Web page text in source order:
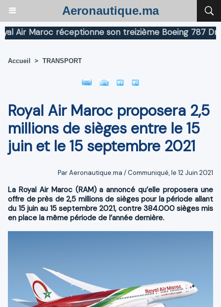
Aeronautique.ma
Maroc réceptionne son treizième Boeing 787
Accueil > TRANSPORT
Royal Air Maroc proposera 2,5
millions de sièges entre le 15
juin et le 15 septembre 2021
Par Aeronautique.ma / Communiqué, le 12 Juin 2021
La Royal Air Maroc (RAM) a annoncé qu’elle proposera une
offre de près de 2,5 millions de sièges pour la période allant
du 15 juin au 15 septembre 2021, contre 384.000 sièges mis
en place la même période de l’année dernière.